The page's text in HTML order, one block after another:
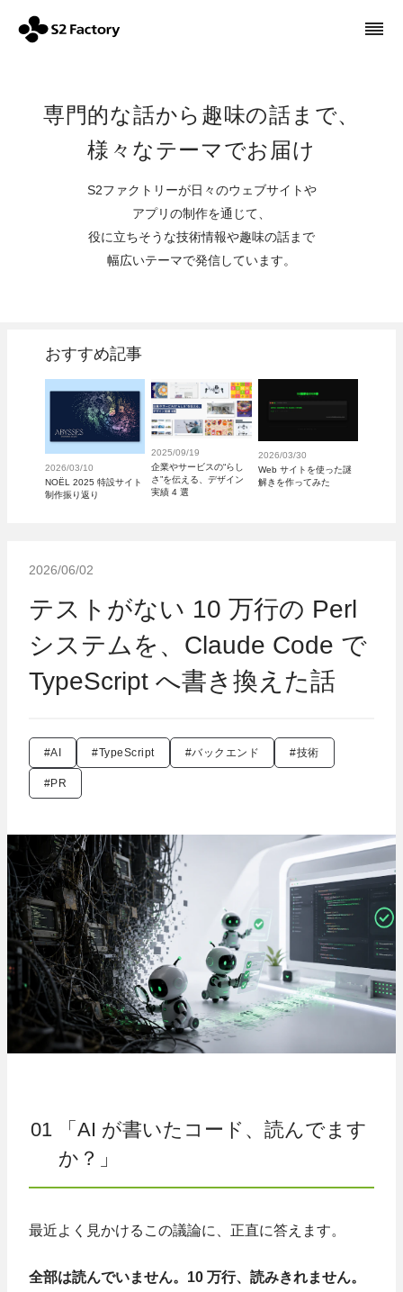
専門的な話から趣味の話まで、
様々なテーマでお届け
S2ファクトリーが日々のウェブサイトや
アプリの制作を通じて、
役に立ちそうな技術情報や趣味の話まで
幅広いテーマで発信しています。
おすすめ記事
2026/03/10
NOËL 2025 特設サイト
制作振り返り
2025/09/19
企業やサービスの“らし
さ”を伝える、デザイン
実績 4 選
2026/03/30
Web サイトを使った謎
解きを作ってみた
2026/06/02
テストがない 10 万行の Perl
システムを、Claude Code で
TypeScript へ書き換えた話
#AI #TypeScript #バックエンド #技術
#PR
01 「AI が書いたコード、読んでます
か？」
最近よく見かけるこの議論に、正直に答えます。
全部は読んでいません。10 万行、読みきれません。